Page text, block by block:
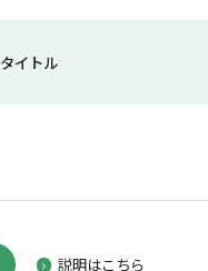
タイトル
説明はこちら